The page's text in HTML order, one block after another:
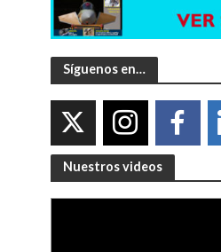
Síguenos en…
Nuestros videos